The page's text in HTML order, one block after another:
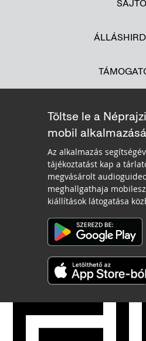
SAJTÓ
Töltse le a
mobil
Az alkalmazás
tájékoztatást kap a
megvásárolt
meghallgathaja
kiállítások látogatása